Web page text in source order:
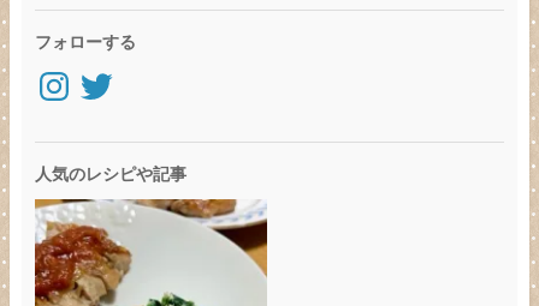
フォローする
Instagram
Twitter
人気のレシピや記事